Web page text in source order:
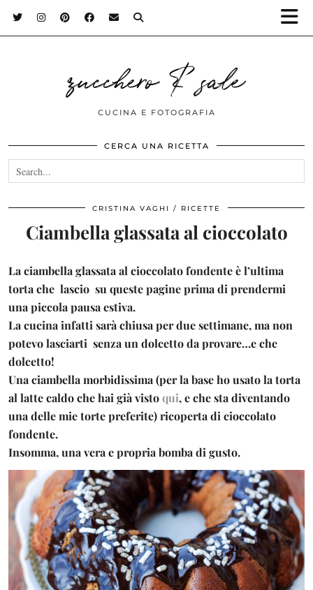
zucchero & sale
CUCINA E FOTOGRAFIA
CERCA UNA RICETTA
CRISTINA VAGHI RICETTE
Ciambella glassata al cioccolato
La ciambella glassata al cioccolato fondente è l’ultima
torta che lascio su queste pagine prima di prendermi
una piccola pausa estiva.
La cucina infatti sarà chiusa per due settimane, ma non
potevo lasciarti senza un dolcetto da provare…e che
dolcetto!
Una ciambella morbidissima (per la base ho usato latorta
al latte caldoche hai già vistoqui, e che sta diventando
una delle mie torte preferite) ricoperta di cioccolato
fondente.
Insomma, una vera e propria bomba di gusto.